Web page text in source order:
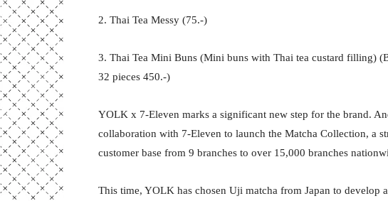
2. Thai Tea Messy (75.-)
3. Thai Tea Mini Buns (Mini buns with Thai tea custard filling)
32 pieces 450.-)
YOLK x 7-Eleven marks a significant new step for the brand.
collaboration with 7-Eleven to launch the Matcha Collection, a
customer base from 9 branches to over 15,000 branches
This time, YOLK has chosen Uji matcha from Japan to develop